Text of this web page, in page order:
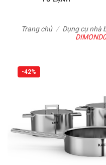
Trang chủ / Dụng cụ nhà
-42%